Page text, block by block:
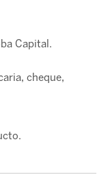
Capital.
cheque,